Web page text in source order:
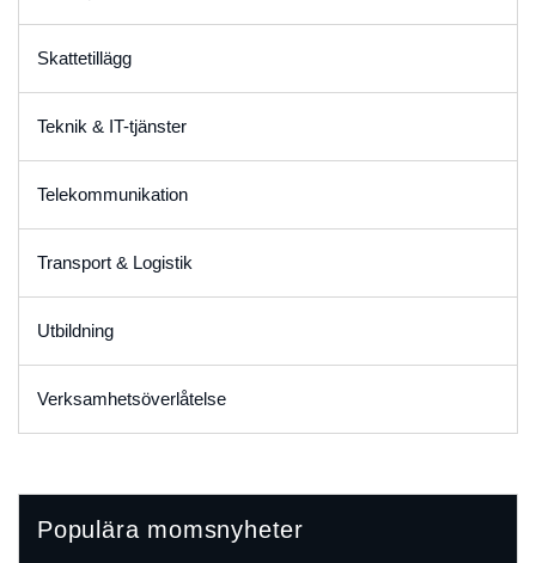
Skattetillägg
Teknik & IT-tjänster
Telekommunikation
Transport & Logistik
Utbildning
Verksamhetsöverlåtelse
Populära momsnyheter